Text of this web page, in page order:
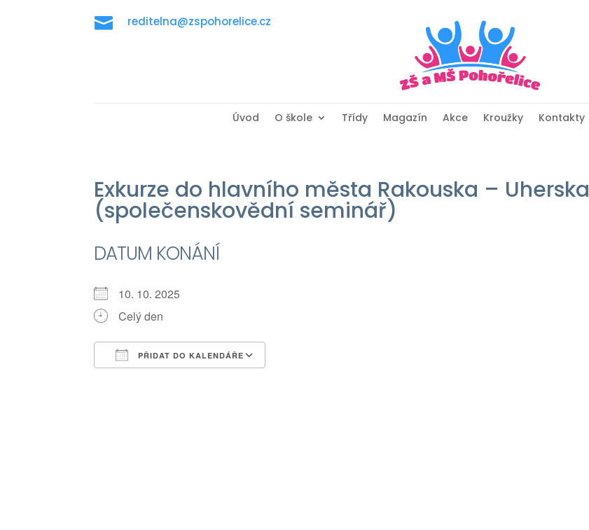
 reditelna@zspohorelice.cz
Úvod O škole Třídy Magazín Akce Kroužky Kontakty
Exkurze do hlavního města Rakouska – Uherska
(společenskovědní seminář)
DATUM KONÁNÍ
10. 10. 2025
Celý den
PŘIDAT DO KALENDÁŘE